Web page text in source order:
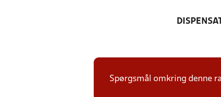
Spørgsmål omkring denne